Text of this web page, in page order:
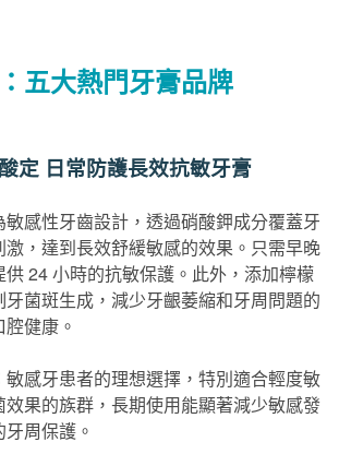
五大熱門牙膏品牌
定 日常防護長效抗敏牙膏
敏感性牙齒設計，透過硝酸鉀成分覆蓋牙
，達到長效舒緩敏感的效果。只需早晚
24 小時的抗敏保護。此外，添加檸檬
菌斑生成，減少牙齦萎縮和牙周問題的
健康。
敏感牙患者的理想選擇，特別適合輕度敏
果的族群，長期使用能顯著減少敏感發
周保護。